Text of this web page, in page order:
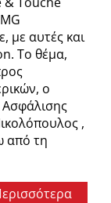
με αυτές και
Το θέμα,
ο
Ασφάλισης
,
από τη